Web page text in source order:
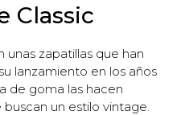
Classic
unas zapatillas que han
lanzamiento en los años
de goma las hacen
un estilo vintage.